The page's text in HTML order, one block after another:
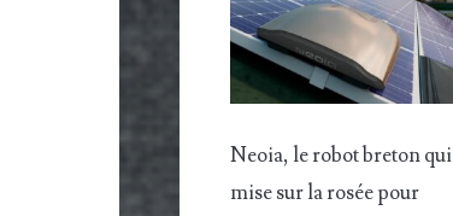
Neoia, le robot breton qui
mise sur la rosée pour